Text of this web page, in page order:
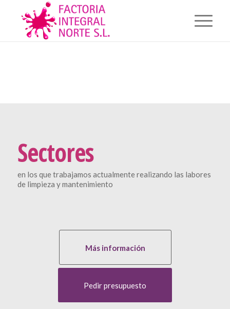
Sectores
en los que trabajamos actualmente realizando las labores
de limpieza y mantenimiento
Más información
Pedir presupuesto